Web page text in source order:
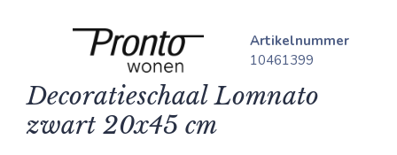
Artikelnummer
10461399
Decoratieschaal Lomnato
zwart 20x45 cm